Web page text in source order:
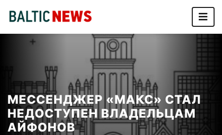
МЕССЕНДЖЕР «МАКС» СТАЛ
НЕДОСТУПЕН ВЛАДЕЛЬЦАМ
АЙФОНОВ